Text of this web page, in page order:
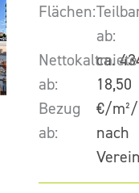
Flächen:
ab:
ca.
Nettokaltmiete
ab:
18,50
€/
Bezug
ab:
nach